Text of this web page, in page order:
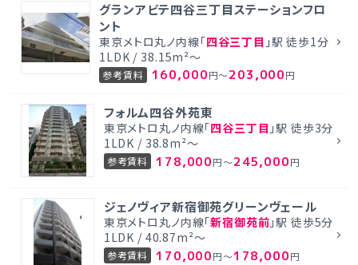
グランアビテ四谷三丁目ステーションフロ
ント
東京メトロ丸ノ内線「四谷三丁目 」駅 徒歩1分
1LDK / 38.15m²～
参考賃料 160,000円～203,000円
フォルム四谷外苑東
東京メトロ丸ノ内線「四谷三丁目 」駅 徒歩3分
1LDK / 38.8m²～
参考賃料 178,000円～245,000円
ジェノヴィア新宿御苑グリーンヴェール
東京メトロ丸ノ内線「新宿御苑前 」駅 徒歩5分
1LDK / 40.87m²～
参考賃料 170,000円～178,000円